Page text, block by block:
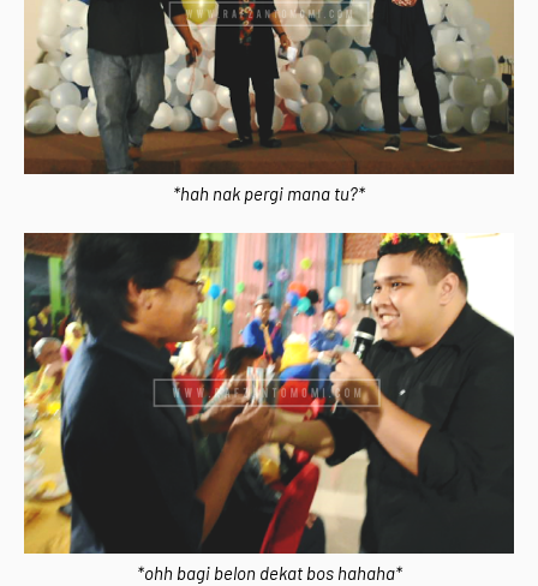
*hah nak pergi mana tu?*
*ohh bagi belon dekat bos hahaha*